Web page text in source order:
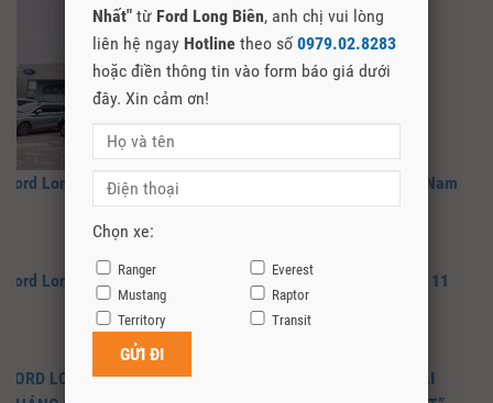
Ford Long Biên Đại Lý Ủy Quyền Chính Hãng Của Ford Việt Nam
Ford Long Biên – Thời Điểm Vàng Mua Xe Ford trong tháng 11
FORD LONG BIÊN TRIỂN KHAI CHƯƠNG TRÌNH KHUYẾN MÃI
Nhất" từ Ford Long Biên, anh chị vui lòng
liên hệ ngay Hotline theo số 0979.02.8283
hoặc điền thông tin vào form báo giá dưới
đây. Xin cảm ơn!
Chọn xe:
Ranger
Everest
Mustang
Raptor
Territory
Transit